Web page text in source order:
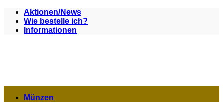
Zum
Inhalt
springen
Aktionen/News
Wie bestelle ich?
Informationen
Münzen